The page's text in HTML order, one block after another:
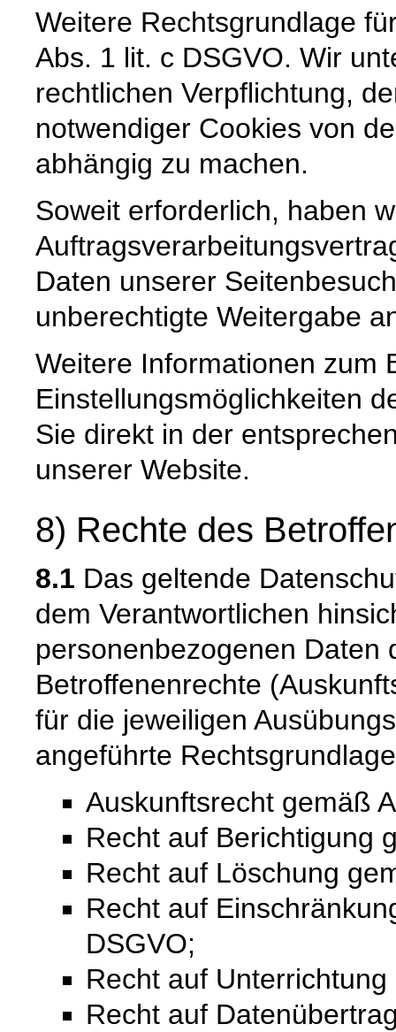
Weitere Rechtsgrundlage
Abs. 1 lit. c DSGVO. Wir
rechtlichen Verpflichtung,
notwendiger Cookies von
abhängig zu machen.
Soweit erforderlich, haben
Daten unserer
unberechtigte Weitergabe
Weitere Informationen zum
Einstellungsmöglichkeiten
Sie direkt in der
unserer Website.
8) Rechte des
8.1 Das geltende
dem Verantwortlichen
personenbezogenen Daten
Betroffenenrechte
für die jeweiligen
angeführte
Auskunftsrecht gemäß
Recht auf Berichtigung
Recht auf Löschung
Recht auf
DSGVO;
Recht auf
Recht auf